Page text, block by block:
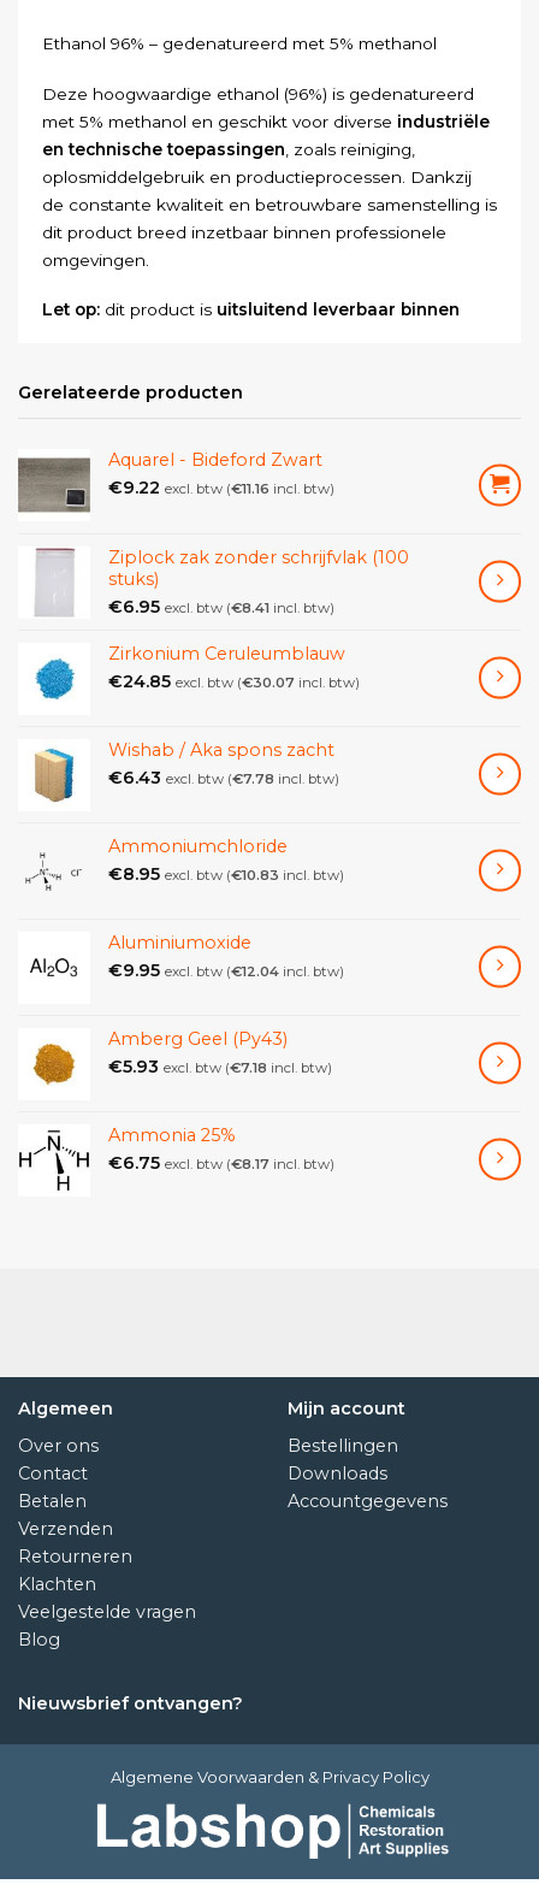
Ethanol 96% – gedenatureerd met 5% methanol
Deze hoogwaardige ethanol (96%) is gedenatureerd
met 5% methanol en geschikt voor diverse industriële
en technische toepassingen , zoals reiniging,
oplosmiddelgebruik en productieprocessen. Dankzij
de constante kwaliteit en betrouwbare samenstelling is
dit product breed inzetbaar binnen professionele
omgevingen.
Let op: dit product is uitsluitend leverbaar binnen
Gerelateerde producten
Aquarel - Bideford Zwart
€9.22 excl. btw (€11.16 incl. btw)
Ziplock zak zonder schrijfvlak (100
stuks)
€6.95 excl. btw (€8.41 incl. btw)
Zirkonium Ceruleumblauw
€24.85 excl. btw (€30.07 incl. btw)
Wishab / Aka spons zacht
€6.43 excl. btw (€7.78 incl. btw)
Ammoniumchloride
€8.95 excl. btw (€10.83 incl. btw)
Aluminiumoxide
€9.95 excl. btw (€12.04 incl. btw)
Amberg Geel (Py43)
€5.93 excl. btw (€7.18 incl. btw)
Ammonia 25%
€6.75 excl. btw (€8.17 incl. btw)
Algemeen
Over ons
Contact
Betalen
Verzenden
Retourneren
Klachten
Veelgestelde vragen
Blog
Mijn account
Bestellingen
Downloads
Accountgegevens
Nieuwsbrief ontvangen?
Algemene Voorwaarden & Privacy Policy